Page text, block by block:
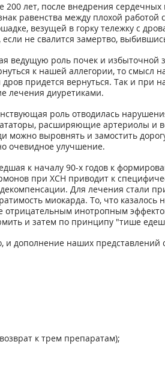
лет, после внедрения сердечных
равенства между плохой
везущей в горку тележку с
не свалится замертво,
ведущую роль почек и избыточной
к нашей аллегории, то смысл
придется вернуться. Так и при
лечения диуретиками.
роль отводилась
расширяющие артериолы и
выровнять и замостить
очевидное улучшение.
к началу 90-х годов к
при ХСН приводит к
Для лечения стали
миокарда. То, что
инотропным
и затем по принципу "тише
и дополнение наших представлений
к трем препаратам);